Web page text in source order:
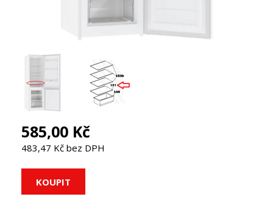
585,00 Kč
483,47 Kč bez DPH